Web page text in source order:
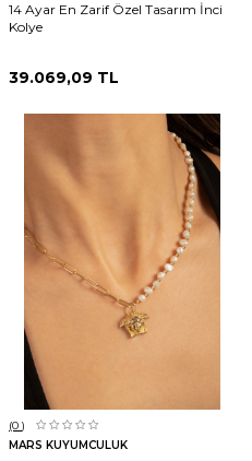
14 Ayar En Zarif Özel Tasarım İnci
Kolye
39.069,09 TL
(0 )
MARS KUYUMCULUK